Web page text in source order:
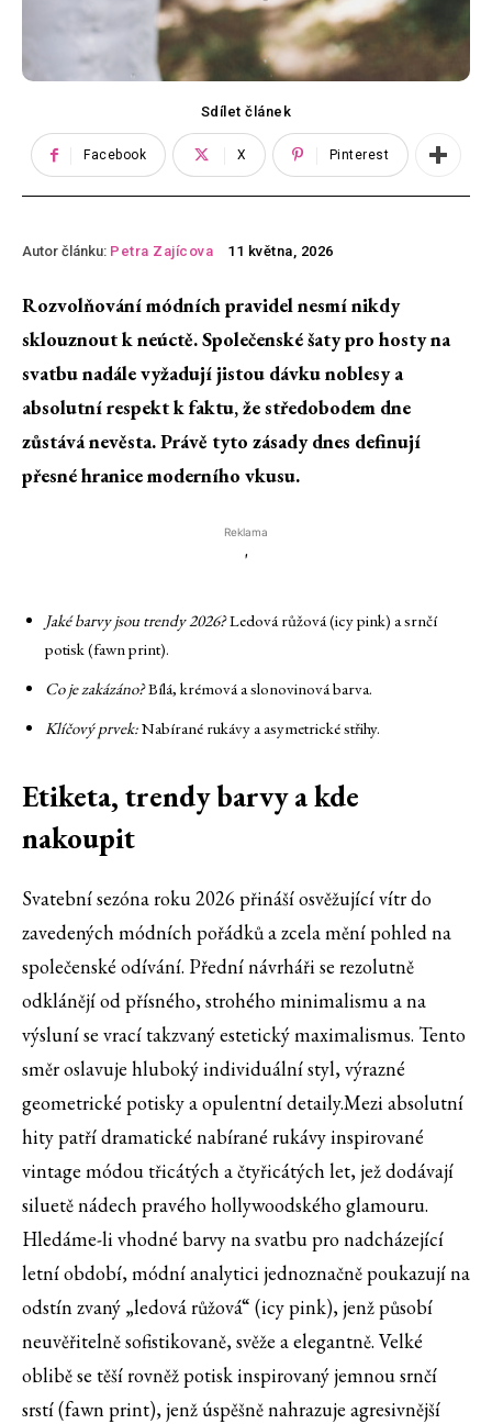
Sdílet článek
Facebook X Pinterest
Autor článku: Petra Zajícova 11 května, 2026
Rozvolňování módních pravidel nesmí nikdy
sklouznout k neúctě. Společenské šaty pro hosty na
svatbu nadále vyžadují jistou dávku noblesy a
absolutní respekt k faktu, že středobodem dne
zůstává nevěsta. Právě tyto zásady dnes definují
přesné hranice moderního vkusu.
Reklama
'
Jaké barvy jsou trendy 2026?Ledová růžová (icy pink) a srnčí
potisk (fawn print).
Co je zakázáno?Bílá, krémová a slonovinová barva.
Klíčový prvek:Nabírané rukávy a asymetrické střihy.
Etiketa, trendy barvy a kde
nakoupit
Svatební sezóna roku 2026 přináší osvěžující vítr do
zavedených módních pořádků a zcela mění pohled na
společenské odívání. Přední návrháři se rezolutně
odklánějí od přísného, strohého minimalismu a na
výsluní se vrací takzvaný estetický maximalismus. Tento
směr oslavuje hluboký individuální styl, výrazné
geometrické potisky a opulentní detaily.Mezi absolutní
hity patří dramatické nabírané rukávy inspirované
vintage módou třicátých a čtyřicátých let, jež dodávají
siluetě nádech pravého hollywoodského glamouru.
Hledáme-li vhodné barvy na svatbu pro nadcházející
letní období, módní analytici jednoznačně poukazují na
odstín zvaný „ledová růžová“ (icy pink), jenž působí
neuvěřitelně sofistikovaně, svěže a elegantně. Velké
oblibě se těší rovněž potisk inspirovaný jemnou srnčí
srstí (fawn print), jenž úspěšně nahrazuje agresivnější